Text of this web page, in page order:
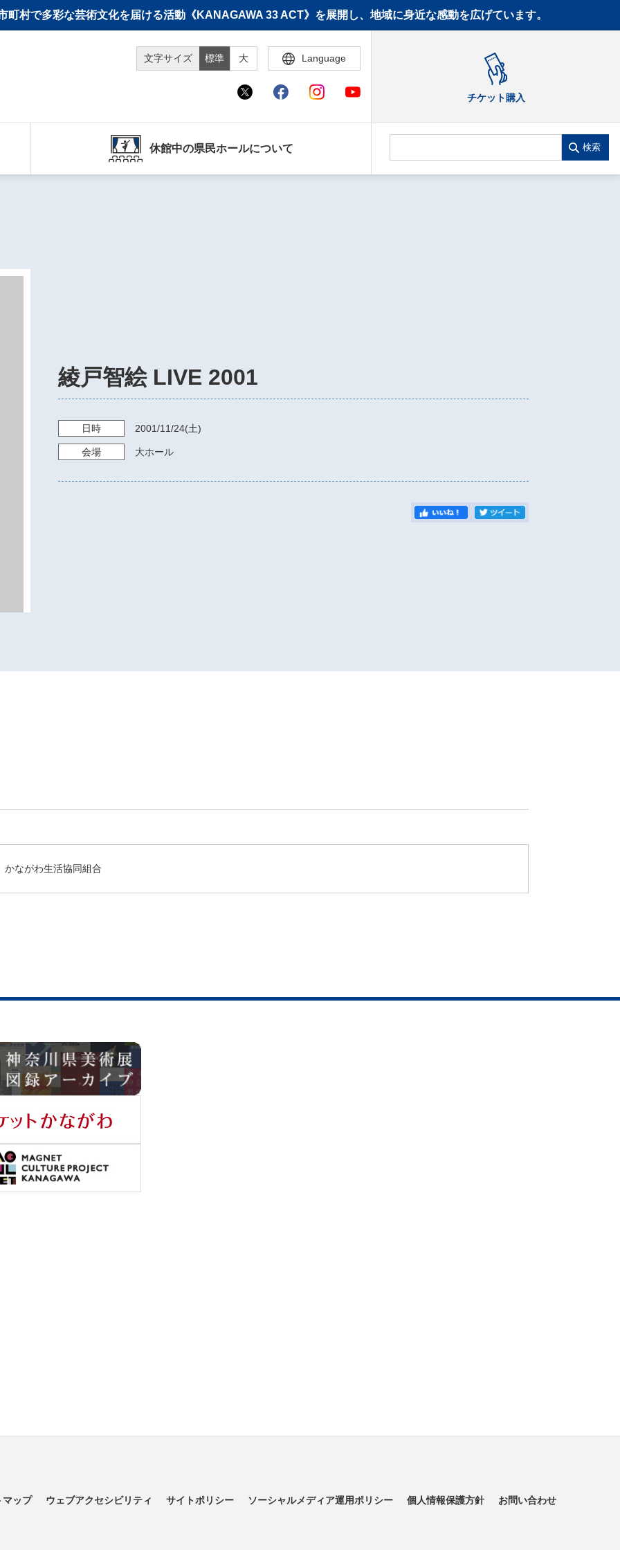
村で多彩な芸術文化を届ける活動《KANAGAWA 33 ACT》を展開し、地域に身近な感動を広げています。
文字サイズ 標準 大 Language
チケット購入
休館中の県民ホールについて 検索
綾戸智絵 LIVE 2001
日時 2001/11/24(土)
会場 大ホール
かながわ生活協同組合
マップ ウェブアクセシビリティ サイトポリシー ソーシャルメディア運用ポリシー 個人情報保護方針 お問い合わせ